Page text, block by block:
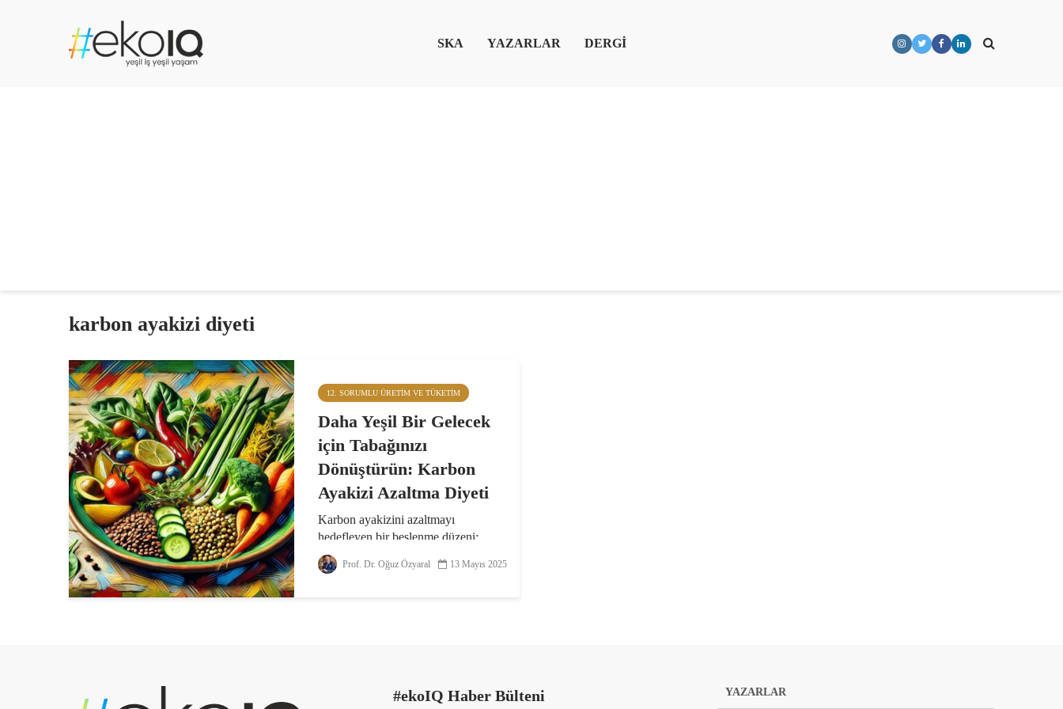
SKA YAZARLAR DERGİ
karbon ayakizi diyeti
12. SORUMLU ÜRETIM VE TÜKETIM
Daha Yeşil Bir Gelecek
için Tabağınızı
Dönüştürün: Karbon
Ayakizi Azaltma Diyeti
Karbon ayakizini azaltmayı
hedefleyen bir beslenme düzeni;
yerel ve mevsimsel gıdalara
yönelmeyi, bitki bazlı beslenme
Prof. Dr. Oğuz Özyaral 13 Mayıs 2025
#ekoIQ Haber Bülteni YAZARLAR